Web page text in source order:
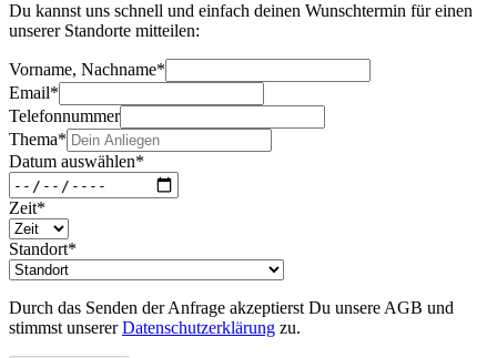
Du kannst uns schnell und einfach deinen Wunschtermin für einen
unserer Standorte mitteilen:
Vorname, Nachname*
Email*
Telefonnummer
Thema*
Datum auswählen*
Zeit*
Standort*
Durch das Senden der Anfrage akzeptierst Du unsere AGB und
stimmst unsererDatenschutzerklärung zu.